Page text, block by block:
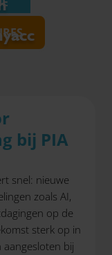
bij PIA
snel: nieuwe
zoals AI,
op de
sterk op in
bij